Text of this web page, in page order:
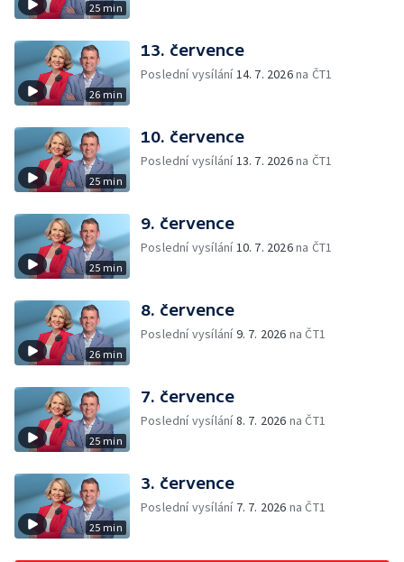
25 min
26 min
13. července
Poslední vysílání14. 7. 2026na ČT1
25 min
10. července
Poslední vysílání13. 7. 2026na ČT1
25 min
9. července
Poslední vysílání10. 7. 2026na ČT1
26 min
8. července
Poslední vysílání9. 7. 2026 na ČT1
25 min
7. července
Poslední vysílání8. 7. 2026 na ČT1
25 min
3. července
Poslední vysílání 7. 7. 2026 na ČT1